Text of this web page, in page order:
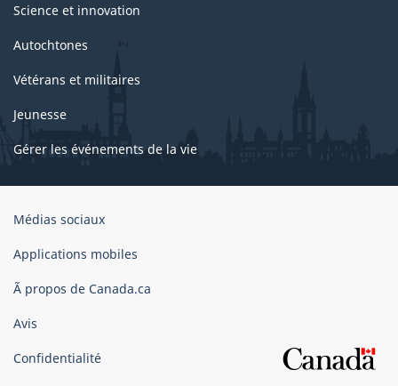
Science et innovation
Autochtones
Vétérans et militaires
Jeunesse
Gérer les événements de la vie
Organisation
gouvernement
Canada
Médias sociaux
Applications mobiles
Ã propos de Canada.ca
Avis
Confidentialité